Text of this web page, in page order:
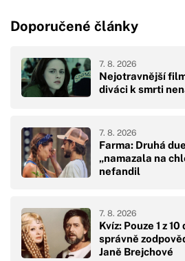
Doporučené články
Nejotravnější
diváci k smrti
7. 8. 2026
Farma: Druhá
„namazala na
nefandil
7. 8. 2026
Kvíz: Pouze 1 z
správně
Janě Brejchové
7. 8. 2026